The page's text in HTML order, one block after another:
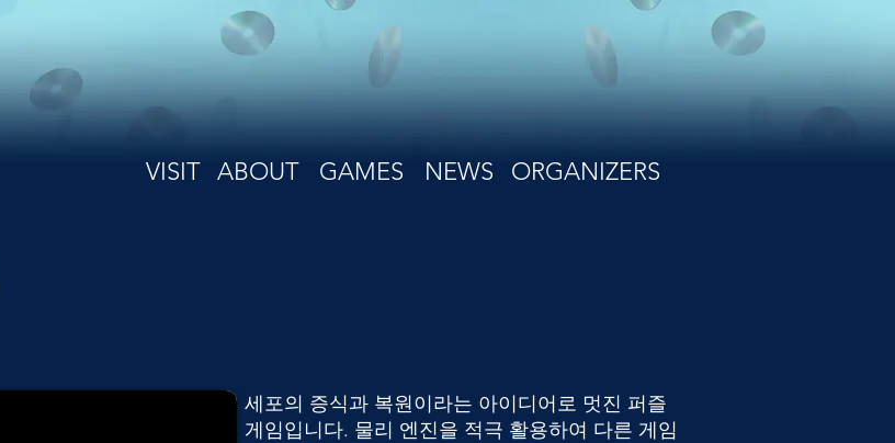
VISIT ABOUT GAMES NEWS ORGANIZERS
세포의 증식과 복원이라는 아이디어로 멋진 퍼즐
게임입니다. 물리 엔진을 적극 활용하여 다른 게임